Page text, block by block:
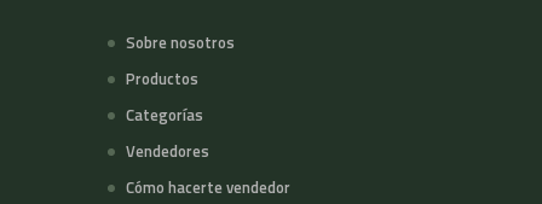
Sobre nosotros
Productos
Categorías
Vendedores
Cómo hacerte vendedor